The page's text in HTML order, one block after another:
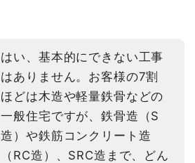
はい、基本的にできない工事
はありません。お客様の7割
ほどは木造や軽量鉄骨などの
一般住宅ですが、鉄骨造（S
造）や鉄筋コンクリート造
（RC造）、SRC造まで、どん